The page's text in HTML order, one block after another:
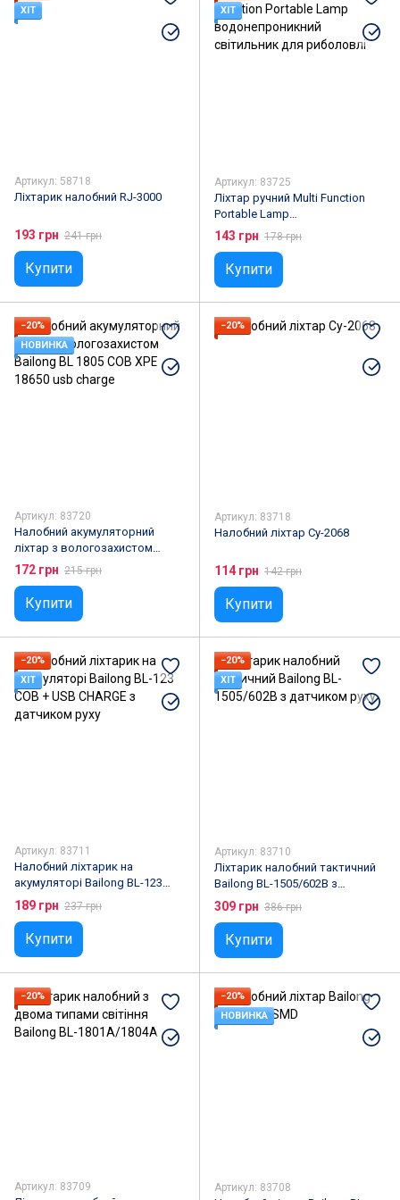
Спортивна зброя та спорядження
Одяг для мисливців та рибалок Човни та аксесуари
ХІТ
Артикул: 58718
Ліхтарик налобний RJ-3000
193 грн 241 грн
Купити
ХІТ
Артикул: 83725
Ліхтар ручний Multi Function
Portable Lamp
водонепроникний світильник
для риболовлі
143 грн 178 грн
Купити
−20%
НОВИНКА
Артикул: 83720
Налобний акумуляторний
ліхтар з вологозахистом
Bailong BL 1805 COB XPE 18650
usb charge
172 грн 215 грн
Купити
−20%
Артикул: 83718
Налобний ліхтар Cy-2068
114 грн 142 грн
Купити
−20%
ХІТ
Артикул: 83711
Налобний ліхтарик на
акумуляторі Bailong BL-123
COB + USB CHARGE з датчиком
189 грн 237 грн
Купити
−20%
ХІТ
Артикул: 83710
Ліхтарик налобний тактичний
Bailong BL-1505/602B з
датчиком руху
309 грн 386 грн
Купити
−20%
Артикул: 83709
−20%
НОВИНКА
Артикул: 83708